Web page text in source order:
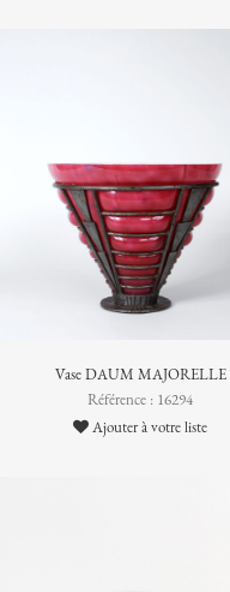
Vase DAUM MAJORELLE
Référence : 16294
Ajouter à votre liste